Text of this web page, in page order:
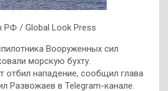
/ Global Look Press
Вооруженных сил
морскую бухту.
отбил нападение, сообщил глава
Развожаев в Telegram-канале.